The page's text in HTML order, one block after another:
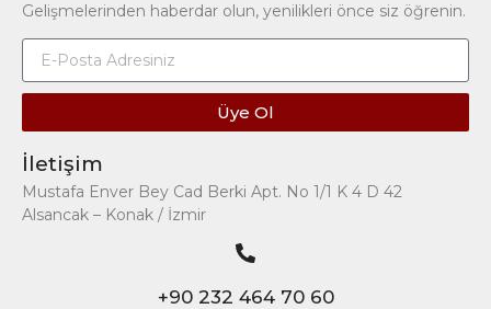
Gelişmelerinden haberdar olun, yenilikleri önce siz öğrenin.
Üye Ol
İletişim
Mustafa Enver Bey Cad Berki Apt. No 1/1 K 4 D 42
Alsancak – Konak / İzmir
+90 232 464 70 60